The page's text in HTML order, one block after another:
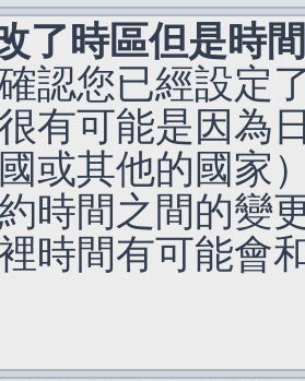
了時區但是時
認您已經設定
有可能是因為
或其他的國家
時間之間的變
時間有可能會